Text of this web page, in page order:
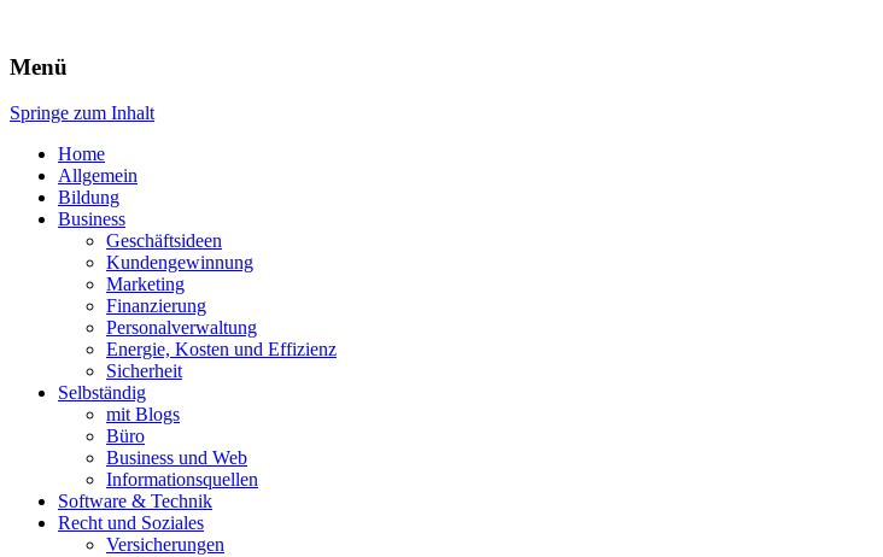
Expert-Line
Menü
Springe zum Inhalt
Home
Allgemein
Bildung
Business
Geschäftsideen
Kundengewinnung
Marketing
Finanzierung
Personalverwaltung
Energie, Kosten und Effizienz
Sicherheit
Selbständig
mit Blogs
Büro
Business und Web
Informationsquellen
Software & Technik
Recht und Soziales
Versicherungen